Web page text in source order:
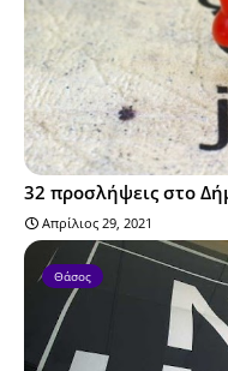
32 προσλήψεις στο
Απρίλιος 29, 2021
Θάσος